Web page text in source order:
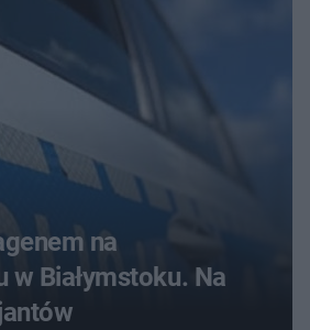
na
w Białymstoku. Na